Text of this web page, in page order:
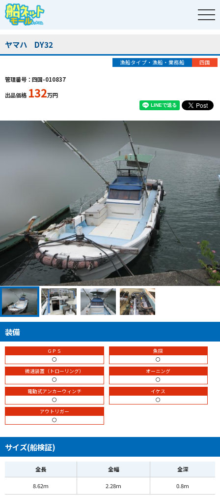
ヤマハ DY32
漁船タイプ・漁船・業務船 四国
管理番号：四国-010837
出品価格 132万円
装備
ＧＰＳ
〇
魚探
〇
微速装置（トローリング）
〇
オーニング
〇
電動式アンカーウィンチ
〇
イケス
〇
アウトリガー
〇
サイズ(船検証)
全長 全幅 全深
8.62m 2.28m 0.8m